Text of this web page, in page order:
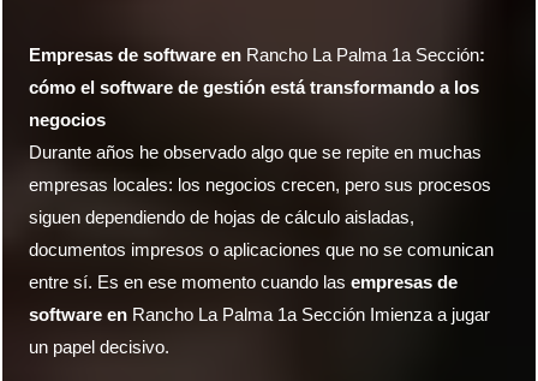
Empresas de software en Rancho La Palma 1a Sección:
cómo el software de gestión está transformando a los
negocios
Durante años he observado algo que se repite en muchas
empresas locales: los negocios crecen, pero sus procesos
siguen dependiendo de hojas de cálculo aisladas,
documentos impresos o aplicaciones que no se comunican
entre sí. Es en ese momento cuando lasempresas de
software en Rancho La Palma 1a Sección Imienza a jugar
un papel decisivo.